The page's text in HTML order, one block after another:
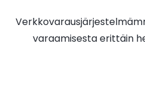
varaamisesta erittäin